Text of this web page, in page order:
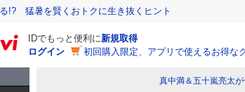
!? 猛暑を賢くおトクに生き抜くヒント
IDでもっと便利に新規取得
ログイン
初回購入限定、アプリで使えるお得な
真中満＆五十嵐亮太が